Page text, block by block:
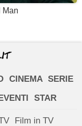
Man
CINEMA SERIE
STAR
Film in TV